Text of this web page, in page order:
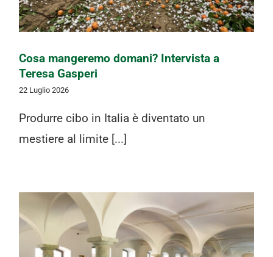
Cosa mangeremo domani? Intervista a
Teresa Gasperi
22 Luglio 2026
Produrre cibo in Italia è diventato un
mestiere al limite [...]